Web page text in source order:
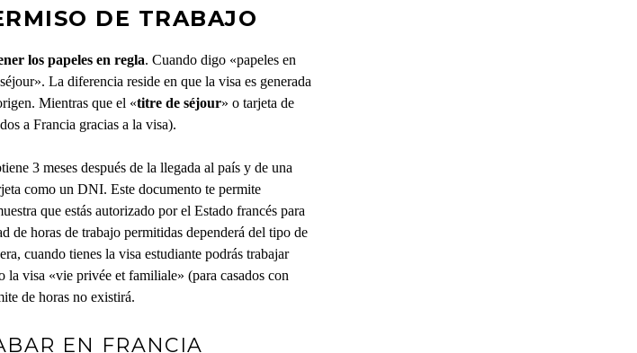
DE TRABAJO
los papeles en regla. Cuando digo «papeles en
La diferencia reside en que la visa es generada
Mientras que el «titre de séjour» o tarjeta de
a Francia gracias a la visa).
3 meses después de la llegada al país y de una
como un DNI. Este documento te permite
que estás autorizado por el Estado francés para
de horas de trabajo permitidas dependerá del tipo de
cuando tienes la visa estudiante podrás trabajar
la visa «vie privée et familiale» (para casados con
de horas no existirá.
EN FRANCIA